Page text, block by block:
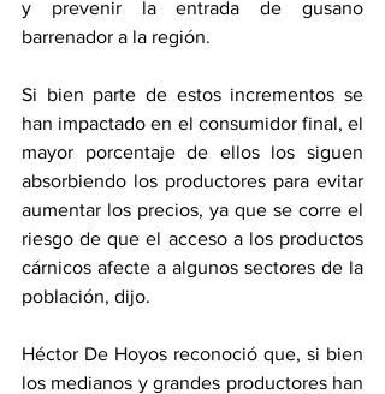
y prevenir la entrada de gusano
barrenador a la región.
Si bien parte de estos incrementos se
han impactado en el consumidor final, el
mayor porcentaje de ellos los siguen
absorbiendo los productores para evitar
aumentar los precios, ya que se corre el
riesgo de que el acceso a los productos
cárnicos afecte a algunos sectores de la
población, dijo.
Héctor De Hoyos reconoció que, si bien
los medianos y grandes productores han